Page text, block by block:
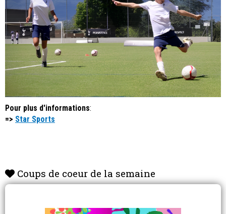
Pour plus d'informations:
=> Star Sports
Coups de coeur de la semaine